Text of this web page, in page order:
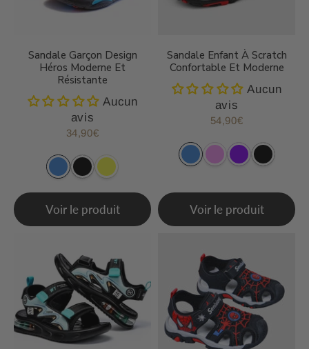
Sandale Garçon Design
Héros Moderne Et
Résistante
Aucun
avis
Prix
34,90€
Voir le produit
Sandale Enfant À Scratch
Confortable Et Moderne
Aucun
avis
Prix
54,90€
Voir le produit